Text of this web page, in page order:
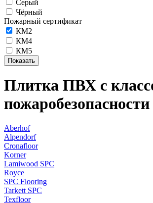
Серый
Чёрный
Пожарный сертификат
КМ2
КМ4
КМ5
Плитка ПВХ с
Aberhof
Alpendorf
Cronafloor
Korner
Lamiwood SPC
Royce
SPC Flooring
Tarkett SPC
Texfloor